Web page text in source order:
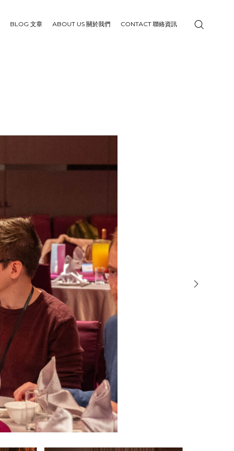
BLOG 文章 ABOUT US 關於我們 CONTACT 聯絡資訊